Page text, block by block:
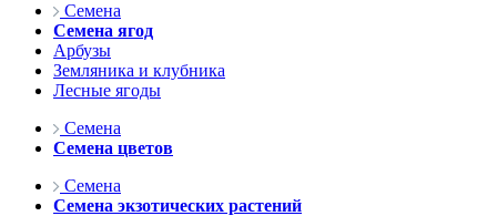
Семена
Семена ягод
Арбузы
Земляника и клубника
Лесные ягоды
Семена
Семена цветов
Семена
Семена экзотических растений